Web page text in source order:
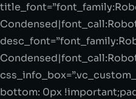
bottom: 0px